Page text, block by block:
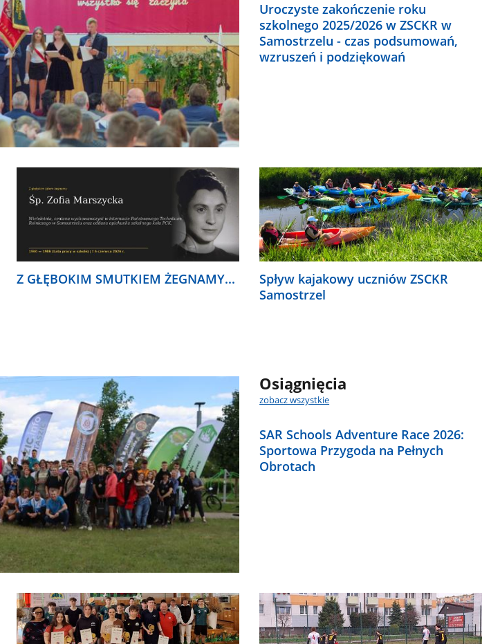
Uroczyste zakończenie roku
szkolnego 2025/2026 w ZSCKR w
Samostrzelu - czas podsumowań,
wzruszeń i podziękowań
Z GŁĘBOKIM SMUTKIEM ŻEGNAMY...
Spływ kajakowy uczniów ZSCKR
Samostrzel
Osiągnięcia
zobacz wszystkie
SAR Schools Adventure Race 2026:
Sportowa Przygoda na Pełnych
Obrotach